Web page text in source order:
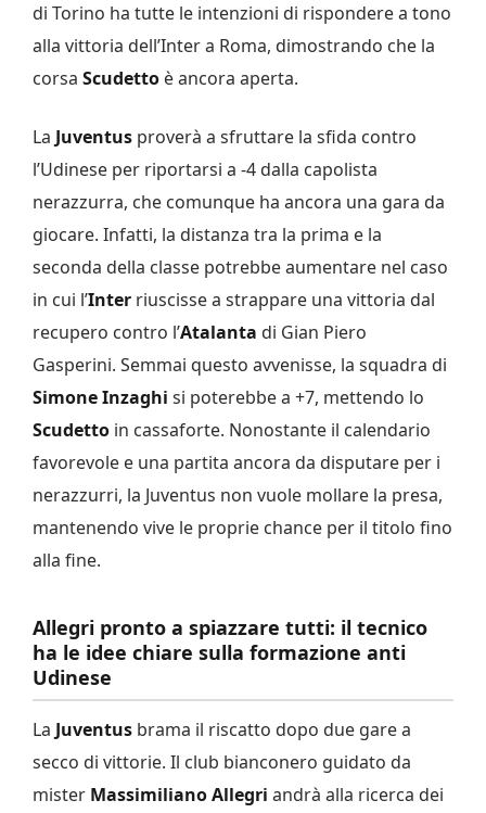
di Torino ha tutte le intenzioni di rispondere a tono
alla vittoria dell’Inter a Roma, dimostrando che la
corsa Scudetto è ancora aperta.
La Juventus proverà a sfruttare la sfida contro
l’Udinese per riportarsi a -4 dalla capolista
nerazzurra, che comunque ha ancora una gara da
giocare. Infatti, la distanza tra la prima e la
seconda della classe potrebbe aumentare nel caso
in cui l’Inter riuscisse a strappare una vittoria dal
recupero contro l’Atalanta di Gian Piero
Gasperini. Semmai questo avvenisse, la squadra di
Simone Inzaghi si poterebbe a +7, mettendo lo
Scudetto in cassaforte. Nonostante il calendario
favorevole e una partita ancora da disputare per i
nerazzurri, la Juventus non vuole mollare la presa,
mantenendo vive le proprie chance per il titolo fino
alla fine.
Allegri pronto a spiazzare tutti: il tecnico
ha le idee chiare sulla formazione anti
Udinese
La Juventus brama il riscatto dopo due gare a
secco di vittorie. Il club bianconero guidato da
mister Massimiliano Allegri andrà alla ricerca dei